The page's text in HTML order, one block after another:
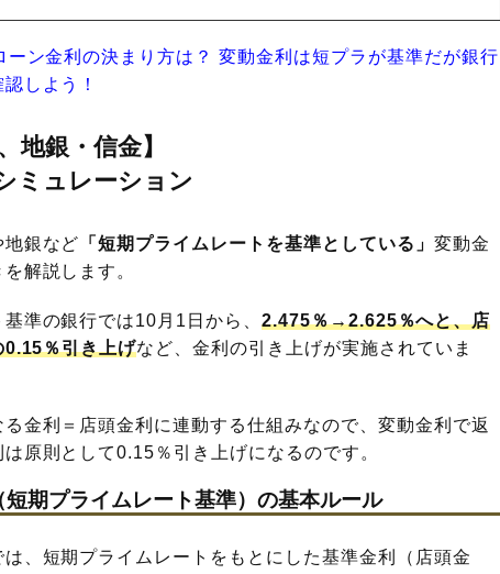
ーン金利の決まり方は？ 変動金利は短プラが基準だが銀行
しよう！
地銀・信金】
ミュレーション
銀など 「短期プライムレートを基準としている」 変動金
解説します。
準の銀行では10月1日から、 2.475％→2.625％へと、店
0.15％引き上げなど、金利の引き上げが実施されていま
金利＝店頭金利に連動する仕組みなので、変動金利で返
原則として0.15％引き上げになるのです。
短期プライムレート基準）の基本ルール
、短期プライムレートをもとにした基準金利（店頭金